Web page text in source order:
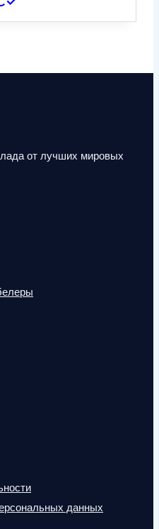
от лучших мировых
данных